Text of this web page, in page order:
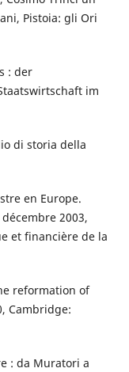
Pistoia: gli Ori
: der
im
di storia della
en Europe.
2003,
et financière de la
reformation of
Cambridge:
: da Muratori a